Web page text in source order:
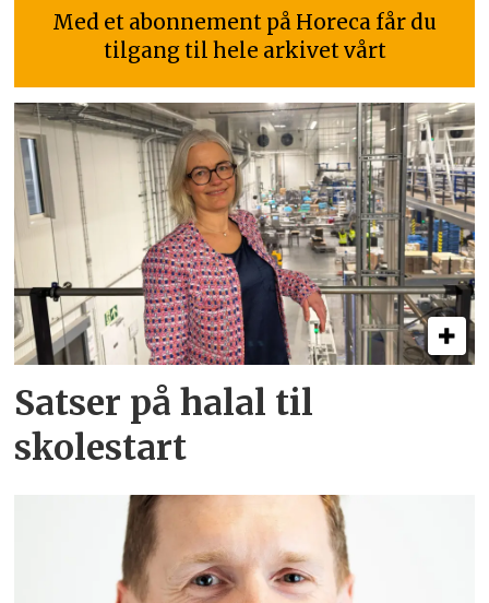
Med et abonnement på Horeca får du
tilgang til hele arkivet vårt
Satser på halal til
skolestart